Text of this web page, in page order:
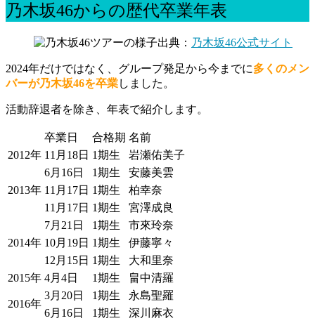
乃木坂46からの歴代卒業年表
出典： 乃木坂46公式サイト
2024年だけではなく、グループ発足から今までに多くのメン
バーが乃木坂46を卒業しました。
活動辞退者を除き、年表で紹介します。
卒業日 合格期 名前
2012年 11月18日 1期生 岩瀬佑美子
2013年
6月16日 1期生
安藤美雲
11月17日 1期生
柏幸奈
11月17日 1期生 宮澤成良
2014年
7月21日 1期生
市來玲奈
10月19日 1期生
伊藤寧々
12月15日 1期生
大和里奈
2015年 4月4日 1期生 畠中清羅
2016年
3月20日 1期生
永島聖羅
6月16日
1期生 深川麻衣